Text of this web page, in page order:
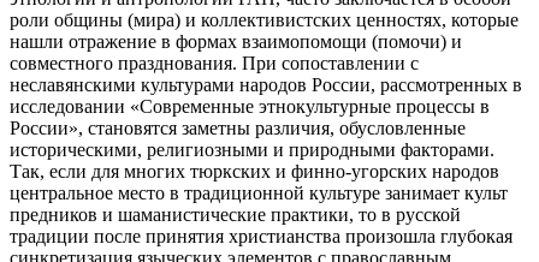
роли общины (мира) и коллективистских ценностях, которые
нашли отражение в формах взаимопомощи (помочи) и
совместного празднования. При сопоставлении с
неславянскими культурами народов России, рассмотренных в
исследовании «Современные этнокультурные процессы в
России», становятся заметны различия, обусловленные
историческими, религиозными и природными факторами.
Так, если для многих тюркских и финно-угорских народов
центральное место в традиционной культуре занимает культ
предников и шаманистические практики, то в русской
традиции после принятия христианства произошла глубокая